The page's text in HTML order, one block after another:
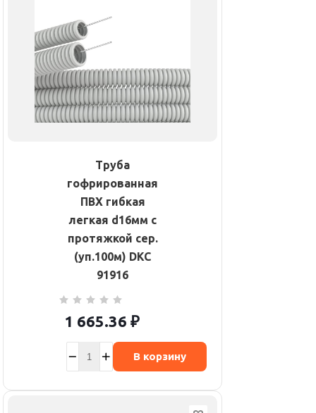
Труба
гофрированная
ПВХ гибкая
легкая d16мм с
протяжкой сер.
(уп.100м) DKC
91916
1 665.36 ₽
В корзину